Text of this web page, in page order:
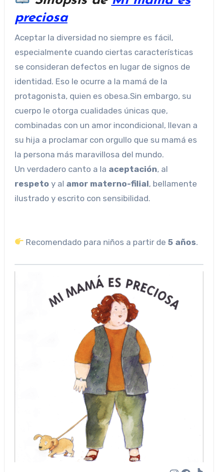
preciosa
Aceptar la diversidad no siempre es fácil,
especialmente cuando ciertas características
se consideran defectos en lugar de signos de
identidad. Eso le ocurre a la mamá de la
protagonista, quien es obesa.Sin embargo, su
cuerpo le otorga cualidades únicas que,
combinadas con un amor incondicional, llevan a
su hija a proclamar con orgullo que su mamá es
la persona más maravillosa del mundo.
Un verdadero canto a la aceptación, al
respeto y al amor materno-filial, bellamente
ilustrado y escrito con sensibilidad.
Recomendado para niños a partir de 5 años.